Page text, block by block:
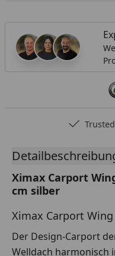
Ximax Carport
cm silber
Ximax Carport
Der Design-Carport
Welldach harmonisch